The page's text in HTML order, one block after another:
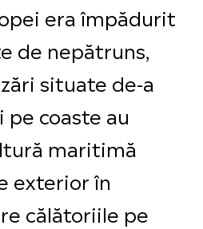
era împădurit
de nepătruns,
situate de-a
coaste au
maritimă
exterior în
călătoriile pe